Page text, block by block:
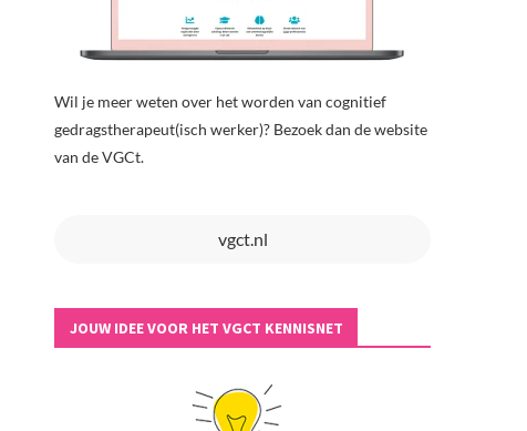
Wil je meer weten over het worden van cognitief
gedragstherapeut(isch werker)? Bezoek dan de website
van de VGCt.
vgct.nl
JOUW IDEE VOOR HET VGCT KENNISNET